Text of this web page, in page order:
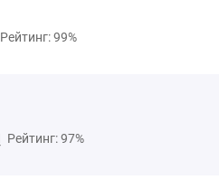
Рейтинг: 99%
Рейтинг: 97%